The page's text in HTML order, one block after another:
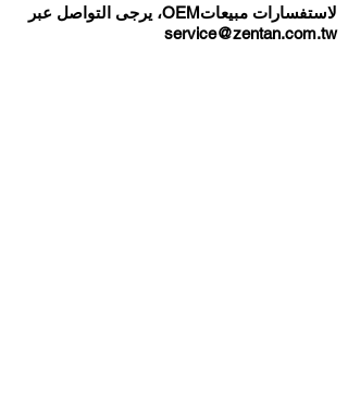
لاستفسارات مبيعاتOEM، يرجى التواصل عبر
service@zentan.com.tw